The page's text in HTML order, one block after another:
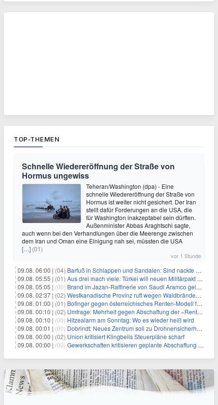
TOP-THEMEN
Schnelle Wiedereröffnung der Straße von
Hormus ungewiss
Teheran/Washington (dpa) - Eine
schnelle Wiedereröffnung der Straße von
Hormus ist weiter nicht gesichert. Der Iran
stellt dafür Forderungen an die USA, die
für Washington inakzeptabel sein dürften.
Außenminister Abbas Araghtschi sagte,
auch wenn bei den Verhandlungen über die Meerenge zwischen
dem Iran und Oman eine Einigung nah sei, müssten die USA
[…] (01)
vor 1 Stunde
09.08. 06:00 | (04) Barfuß in Schlappen und Sandalen: Sind nackte Füße eklig?
09.08. 05:55 | (01) Aus drei mach viele: Türkei will neuen Militärpakt erweitern
09.08. 05:05 | (00) Brand im Jazan-Raffinerie von Saudi Aramco gelöscht: Auswirkungen auf die Energiemärkte
09.08. 02:37 | (02) Westkanadische Provinz ruft wegen Waldbränden Notstand aus
09.08. 01:00 | (01) Bofinger gegen österreichisches Renten-Modell für Schwerarbeiter
09.08. 00:10 | (02) Umfrage: Mehrheit gegen Abschaffung der «Rente mit 63»
09.08. 00:10 | (00) Hitzealarm am Sonntag: Wo es wieder heiß wird
09.08. 00:01 | (00) Dobrindt: Neues Zentrum soll zu Drohnensicherheit forschen
09.08. 00:00 | (02) Union kritisiert Klingbeils Steuerpläne scharf
09.08. 00:00 | (00) Gewerkschaften kritisieren geplante Abschaffung der "Rente mit 63"